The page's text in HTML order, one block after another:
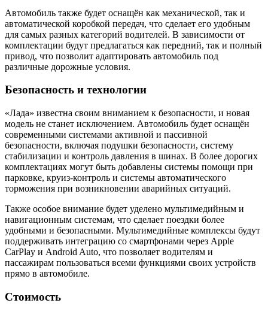
Автомобиль также будет оснащён как механической, так и
автоматической коробкой передач, что сделает его удобным
для самых разных категорий водителей. В зависимости от
комплектации будут предлагаться как передний, так и полный
привод, что позволит адаптировать автомобиль под
различные дорожные условия.
Безопасность и технологии
«Лада» известна своим вниманием к безопасности, и новая
модель не станет исключением. Автомобиль будет оснащён
современными системами активной и пассивной
безопасности, включая подушки безопасности, систему
стабилизации и контроль давления в шинах. В более дорогих
комплектациях могут быть добавлены системы помощи при
парковке, круиз-контроль и системы автоматического
торможения при возникновении аварийных ситуаций.
Также особое внимание будет уделено мультимедийным и
навигационным системам, что сделает поездки более
удобными и безопасными. Мультимедийные комплексы будут
поддерживать интеграцию со смартфонами через Apple
CarPlay и Android Auto, что позволяет водителям и
пассажирам пользоваться всеми функциями своих устройств
прямо в автомобиле.
Стоимость